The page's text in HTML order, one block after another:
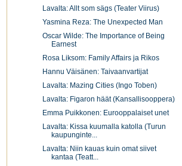
Lavalta: Allt som sägs (Teater Viirus)
Yasmina Reza: The Unexpected Man
Oscar Wilde: The Importance of Being
Earnest
Rosa Liksom: Family Affairs ja Rikos
Hannu Väisänen: Taivaanvartijat
Lavalta: Mazing Cities (Ingo Toben)
Lavalta: Figaron häät (Kansallisooppera)
Emma Puikkonen: Eurooppalaiset unet
Lavalta: Kissa kuumalla katolla (Turun
kaupunginte...
Lavalta: Niin kauas kuin omat siivet
kantaa (Teatt...